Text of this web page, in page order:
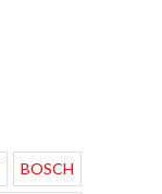
BOSCH